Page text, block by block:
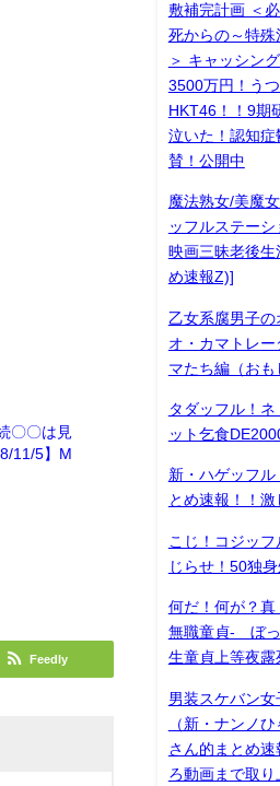
〇〇は見
11/5】M
Feedly
敷補完計画 ＜
死からの～特
＞ キャッシン
3500万円！う
HKT46！！9期
泣いた！認知
賛！公開中
魔法熟女/美魔
ッフルステー
映画三昧老後生
め速報Z)]
乙女系腐男子
オ・カマトレ
マたち編（おも
タダッフル！
ット乞食
新・ハゲッフル
とめ速報！！激
こじ！コジッ
じらせ！50独
何だ！何が？
無職童貞- ぼっ
生童貞上等夜露
男装スケバン女
（新・ナンノ
さん的まとめ
ろ動画まで取り